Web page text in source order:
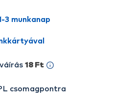
3 munkanap
18 Ft
csomagpontra